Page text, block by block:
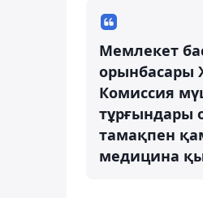
Мемлекет
орынбасары
Комиссия
тұрғындары
тамақпен
медицина